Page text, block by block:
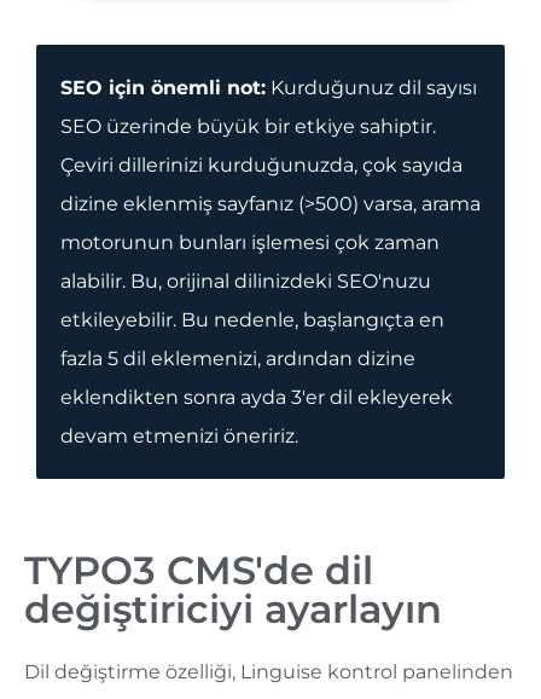
SEO için önemli not: Kurduğunuz dil sayısı
SEO üzerinde büyük bir etkiye sahiptir.
Çeviri dillerinizi kurduğunuzda, çok sayıda
dizine eklenmiş sayfanız (>500) varsa, arama
motorunun bunları işlemesi çok zaman
alabilir. Bu, orijinal dilinizdeki SEO'nuzu
etkileyebilir. Bu nedenle, başlangıçta en
fazla 5 dil eklemenizi, ardından dizine
eklendikten sonra ayda 3'er dil ekleyerek
devam etmenizi öneririz.
TYPO3 CMS'de dil
değiştiriciyi ayarlayın
Dil değiştirme özelliği, Linguise kontrol panelinden